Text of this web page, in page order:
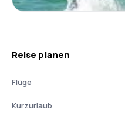
Reise planen
Flüge
Kurzurlaub